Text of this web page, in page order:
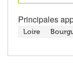
Principales
Loire